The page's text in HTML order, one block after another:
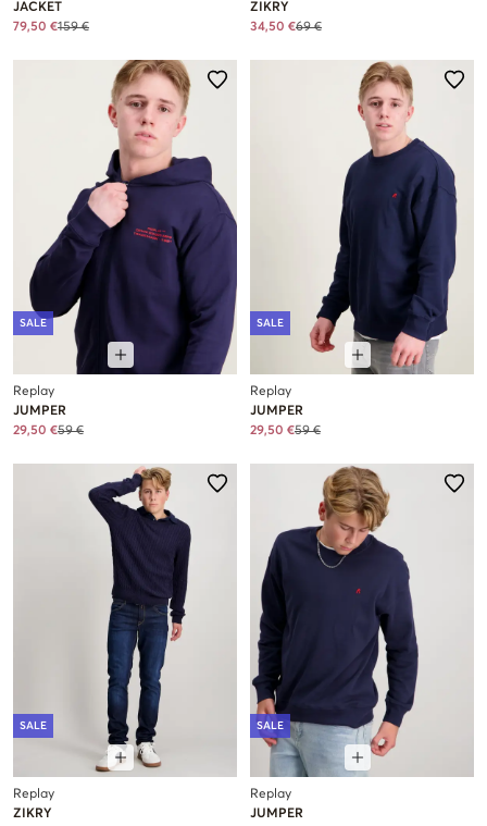
JACKET
79,50 €159 €
ZIKRY
34,50 €69 €
SALE
Replay
JUMPER
29,50 €59 €
SALE
Replay
JUMPER
29,50 €59 €
SALE
Replay
ZIKRY
SALE
Replay
JUMPER